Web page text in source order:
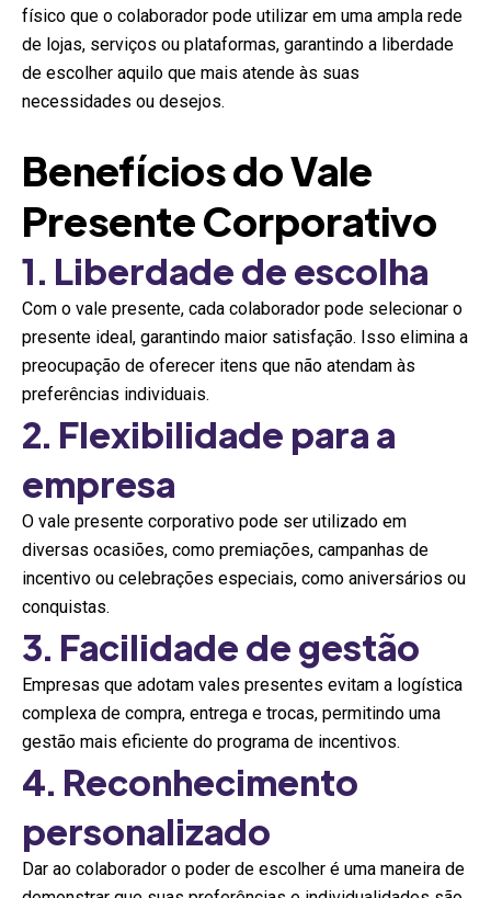
físico que o colaborador pode utilizar em uma ampla rede
de lojas, serviços ou plataformas, garantindo a liberdade
de escolher aquilo que mais atende às suas
necessidades ou desejos.
Benefícios do Vale
Presente Corporativo
1. Liberdade de escolha
Com o vale presente, cada colaborador pode selecionar o
presente ideal, garantindo maior satisfação. Isso elimina a
preocupação de oferecer itens que não atendam às
preferências individuais.
2. Flexibilidade para a
empresa
O vale presente corporativo pode ser utilizado em
diversas ocasiões, como premiações, campanhas de
incentivo ou celebrações especiais, como aniversários ou
conquistas.
3. Facilidade de gestão
Empresas que adotam vales presentes evitam a logística
complexa de compra, entrega e trocas, permitindo uma
gestão mais eficiente do programa de incentivos.
4. Reconhecimento
personalizado
Dar ao colaborador o poder de escolher é uma maneira de